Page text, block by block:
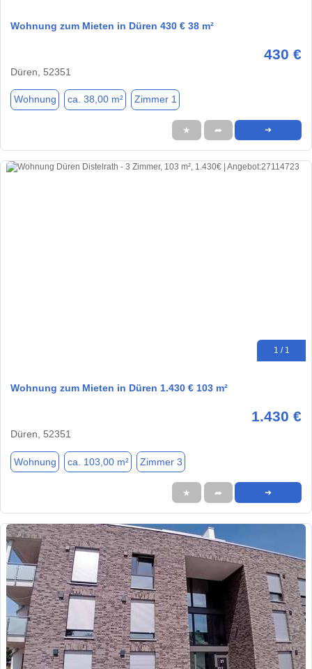
Wohnung zum Mieten in Düren 430 € 38 m²
430 €
Düren, 52351
Wohnung ca. 38,00 m² Zimmer 1
★ ➦ ➜
1 / 1
Wohnung zum Mieten in Düren 1.430 € 103 m²
1.430 €
Düren, 52351
Wohnung ca. 103,00 m² Zimmer 3
★ ➦ ➜